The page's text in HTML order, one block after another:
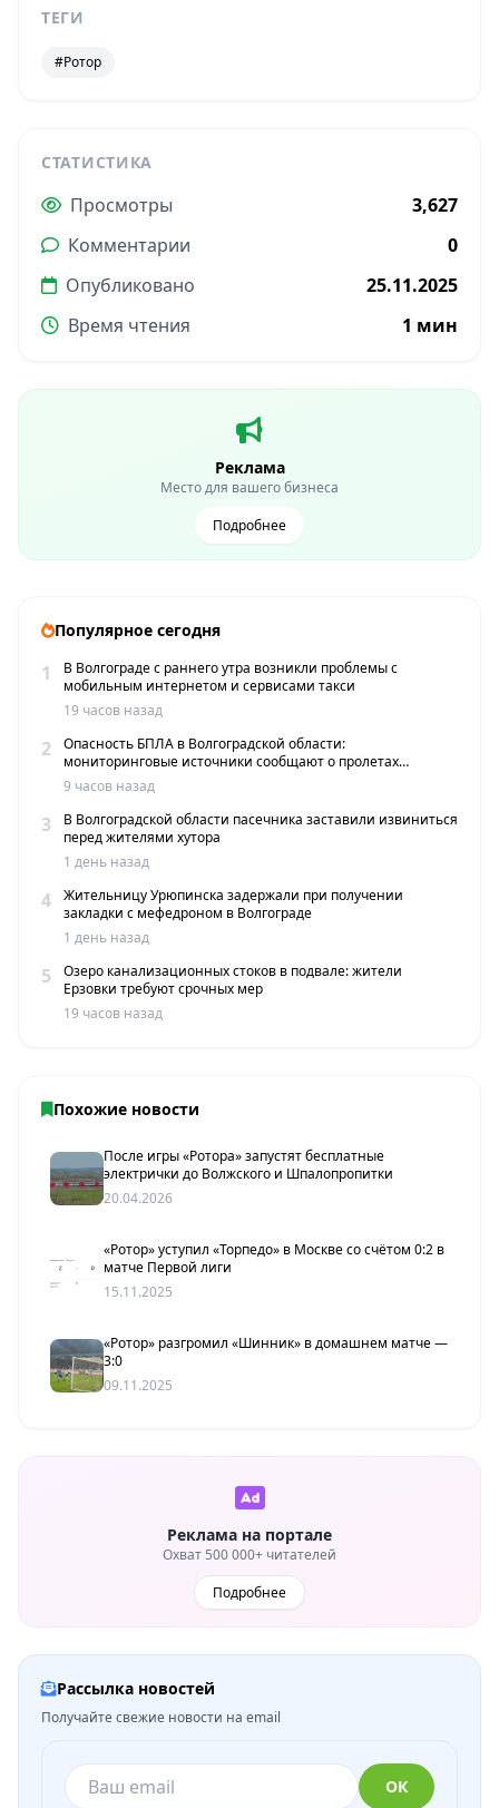
ТЕГИ
#Ротор
СТАТИСТИКА
Просмотры
3,627
Комментарии
0
Опубликовано
25.11.2025
Время чтения
1 мин
Реклама
Место для вашего бизнеса
Подробнее
Популярное сегодня
1
В Волгограде с раннего утра возникли проблемы с
мобильным интернетом и сервисами такси
19 часов назад
2
Опасность БПЛА в Волгоградской области:
мониторинговые источники сообщают о пролетах
беспилотников
9 часов назад
3
В Волгоградской области пасечника заставили извиниться
перед жителями хутора
1 день назад
4
Жительницу Урюпинска задержали при получении
закладки с мефедроном в Волгограде
1 день назад
5
Озеро канализационных стоков в подвале: жители
Ерзовки требуют срочных мер
19 часов назад
Похожие новости
После игры «Ротора» запустят бесплатные
электрички до Волжского и Шпалопропитки
20.04.2026
«Ротор» уступил «Торпедо» в Москве со счётом 0:2 в
матче Первой лиги
15.11.2025
«Ротор» разгромил «Шинник» в домашнем матче —
3:0
09.11.2025
Реклама на портале
Охват 500 000+ читателей
Подробнее
Рассылка новостей
Получайте свежие новости на email
ОК